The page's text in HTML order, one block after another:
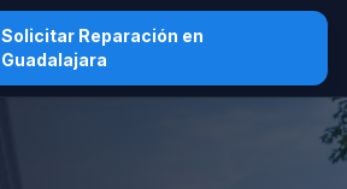
Solicitar Reparación en
Guadalajara